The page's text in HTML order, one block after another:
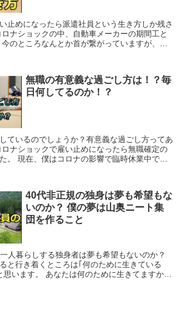
止めになったら派遣社員という生き方しか残さ
のところなんとか首が繋がっていますが、お
無職の有意義な過ごし方は！？毎
日何してるのか！？
ているのでしょうか？有意義な過ごし方ってあ
ナショックで雇い止めになったら無職確定の
時休業中で
40代非正規の独身は夢も希望もな
いのか？ 僕の夢は山奥ニート集
団を作ること
人暮らしする独身者は夢も希望もないのか？
と行き着くところは｢何のために生きている
のために生きてますか？